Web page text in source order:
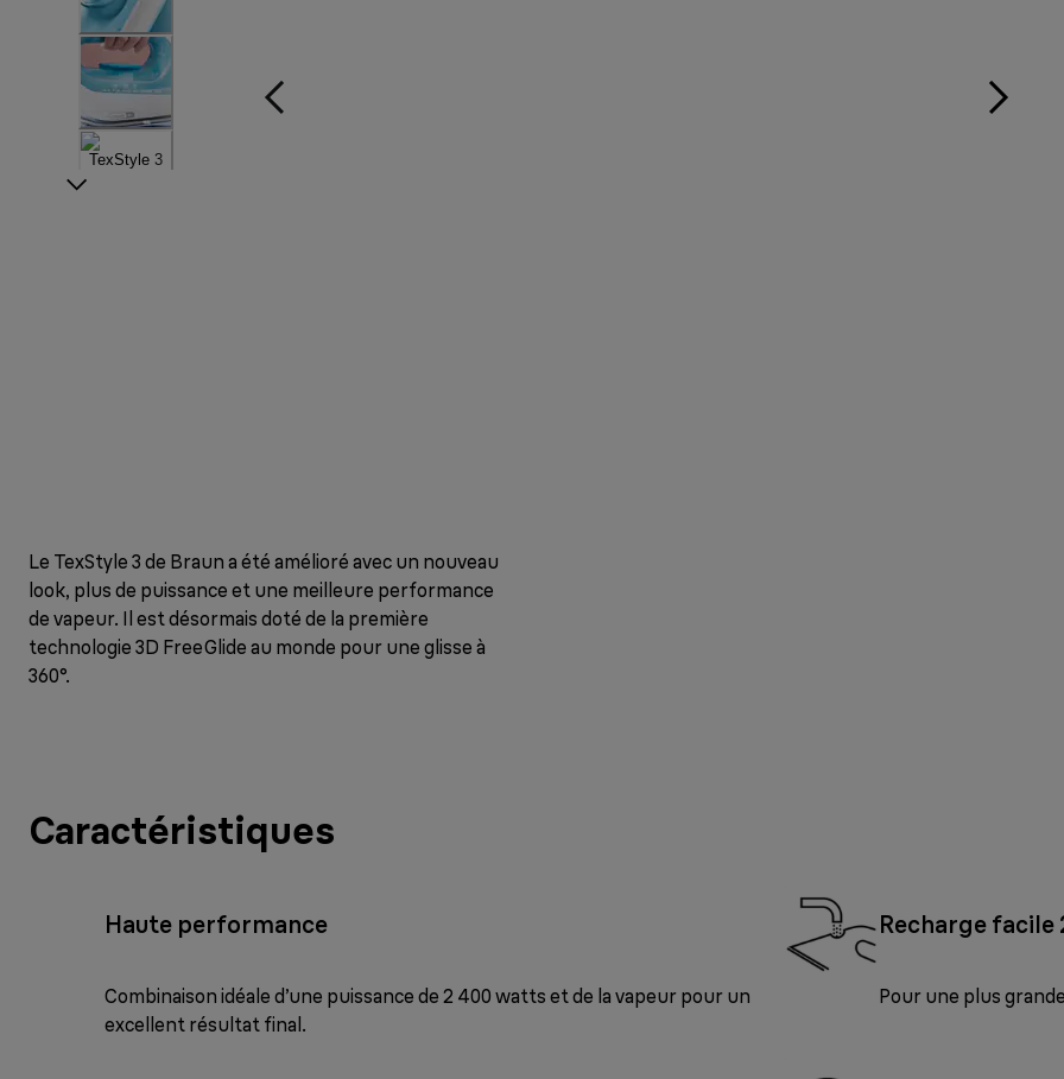
Le TexStyle 3 de Braun a été amélioré avec un nouveau
look, plus de puissance et une meilleure performance
de vapeur. Il est désormais doté de la première
technologie 3D FreeGlide au monde pour une glisse à
360°.
Caractéristiques
Haute performance
Combinaison idéale d’une puissance de 2 400 watts et de la vapeur pour un
excellent résultat final.
Recharge facile
Pour une plus